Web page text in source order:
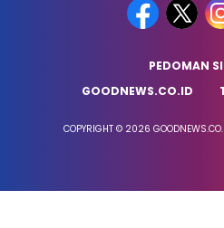
PEDOMAN
GOODNEWS.CO.ID
COPYRIGHT © 2026